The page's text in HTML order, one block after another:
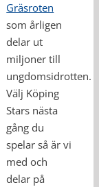
Gräsroten
som årligen
delar ut
miljoner till
ungdomsidrotten.
Välj Köping
Stars nästa
gång du
spelar så är vi
med och
delar på